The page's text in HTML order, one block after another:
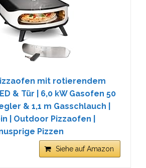
mit rotierendem
& Tür | 6,0 kW Gasofen 50
& 1,1 m Gasschlauch |
| Outdoor Pizzaofen |
Pizzen
Siehe auf Amazon